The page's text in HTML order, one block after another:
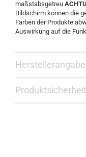
maßstabsgetreu
Bildschirm können die
Farben der Produkte
Auswirkung auf die
Produktsicherheit